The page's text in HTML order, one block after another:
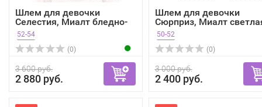
Шлем для девочки
Селестия, Миалт бледно-
сир...
52-54
(0)
3 600 руб.
2 880 руб.
Шлем для девочки
Сюрприз, Миалт
оли...
50-52
(0)
3 000 руб.
2 400 руб.